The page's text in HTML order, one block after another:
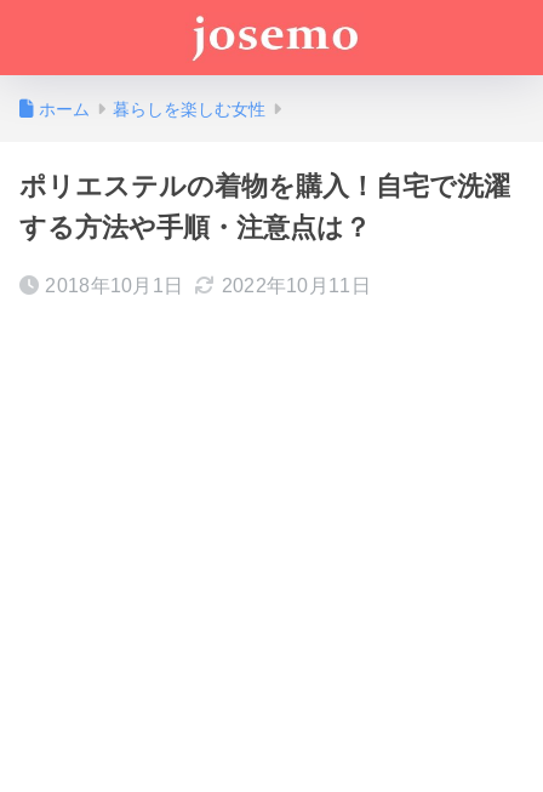
ホーム 暮らしを楽しむ女性
ポリエステルの着物を購入！自宅で洗濯
する方法や手順・注意点は？
2018年10月1日 2022年10月11日